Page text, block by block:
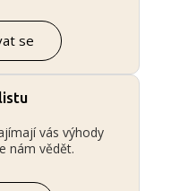
se
vás výhody
nám vědět.